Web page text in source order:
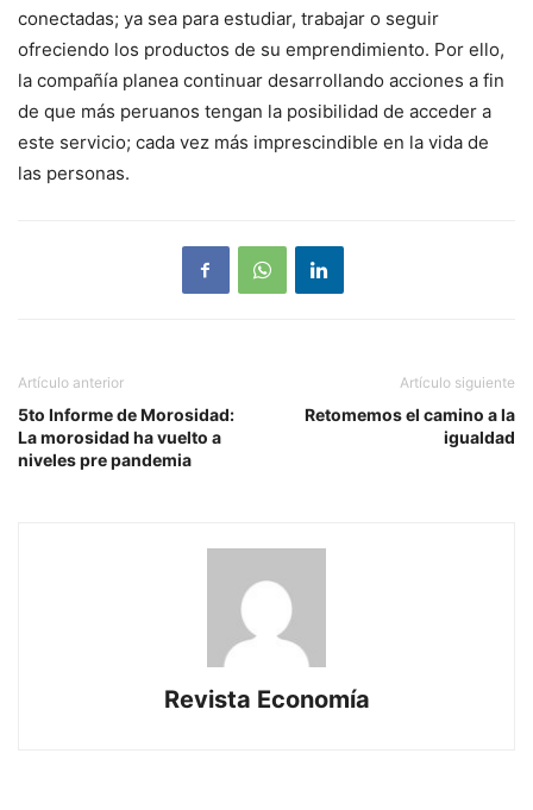
conectadas; ya sea para estudiar, trabajar o seguir
ofreciendo los productos de su emprendimiento. Por ello,
la compañía planea continuar desarrollando acciones a fin
de que más peruanos tengan la posibilidad de acceder a
este servicio; cada vez más imprescindible en la vida de
las personas.
Artículo anterior
5to Informe de Morosidad:
La morosidad ha vuelto a
niveles pre pandemia
Artículo siguiente
Retomemos el camino a la
igualdad
Revista Economía